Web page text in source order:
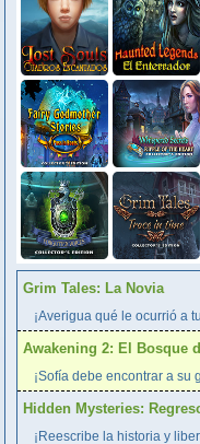
Grim Tales: La Novia
¡Averigua qué le ocurrió a
Awakening 2: El Bosque
¡Sofía debe encontrar a su
Hidden Mysteries:
¡Reescribe la historia y